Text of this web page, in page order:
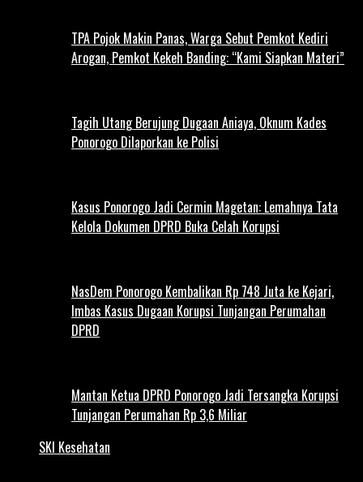
TPA Pojok Makin Panas, Warga Sebut Pemkot Kediri
Arogan, Pemkot Kekeh Banding: “Kami Siapkan Materi”
Tagih Utang Berujung Dugaan Aniaya, Oknum Kades
Ponorogo Dilaporkan ke Polisi
Kasus Ponorogo Jadi Cermin Magetan: Lemahnya Tata
Kelola Dokumen DPRD Buka Celah Korupsi
NasDem Ponorogo Kembalikan Rp 748 Juta ke Kejari,
Imbas Kasus Dugaan Korupsi Tunjangan Perumahan
DPRD
Mantan Ketua DPRD Ponorogo Jadi Tersangka Korupsi
Tunjangan Perumahan Rp 3,6 Miliar
SKI Kesehatan